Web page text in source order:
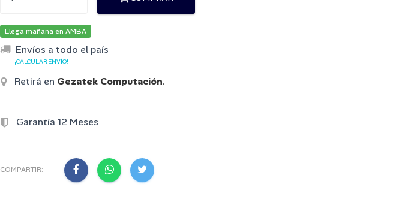
Llega mañana en AMBA
Envíos a todo el país
¡CALCULAR ENVÍO!
Retirá en Gezatek Computación.
Garantía 12 Meses
COMPARTIR: